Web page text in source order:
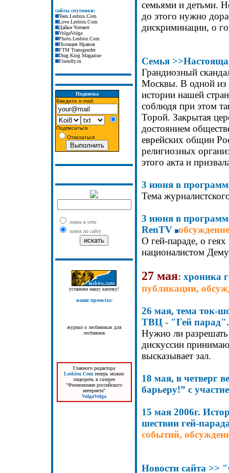
сайты спутники:
Teen.Lesbiru.Com
Love.Lesbiru.Com
Дайки Читают
VolgaVolga
Photo.Lesbiru.Com
Полиция Нравов
FTM Transgender
Drag King Magazine
Friendly.ru
Подписка
Введите e-mail:
Подписаться
Отказаться
поиск в сети
поиск по сайту
установи нашу кнопку!
наши проекты:
журнал о лесбиянках для
лесбиянок
Главного редактора
Lesbiru.Com теперь можно
лицезреть в галерее
"Физиономии российского
интернета"
VolgaVolga
семьями и детьми.
до этого нужно
дискриминации, о
Семья >>
Грандиозный
Москвы. В одной из
истории нашей
соблюдя при этом
Торой. Закрытая
достоянием
еврейских общин
религиозных
этого акта и
3 июня в
Тема
3 июня в
RenTV обсуждение
О гей-параде, о
националистом
27 мая: хроника
публикации,
26 мая, тема ток-
ТВЦ - "Гей
Нужно ли
дискуссии
высказывает зал.
18 мая, в четверг
барьеру!” с
15 мая 2006г.
шествии гей-
событий,
Новости сайта >> "